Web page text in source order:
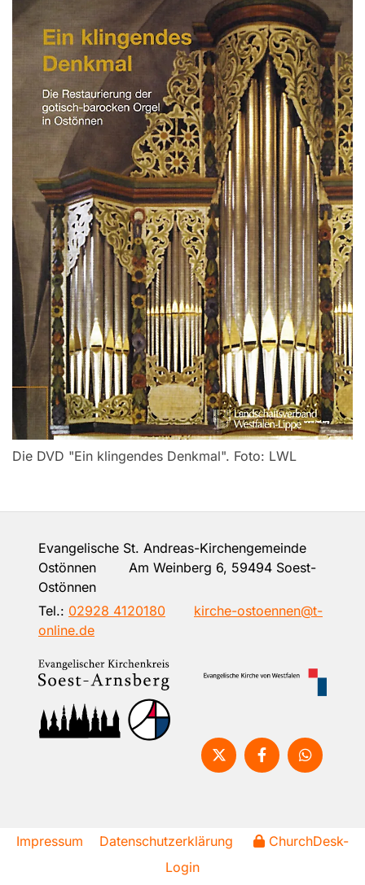
Die DVD "Ein klingendes Denkmal". Foto: LWL
Evangelische St. Andreas-Kirchengemeinde
Ostönnen Am Weinberg 6, 59494 Soest-
Ostönnen
Tel.: 02928 4120180
kirche-ostoennen@t-
online.de
Impressum Datenschutzerklärung
ChurchDesk-
Login